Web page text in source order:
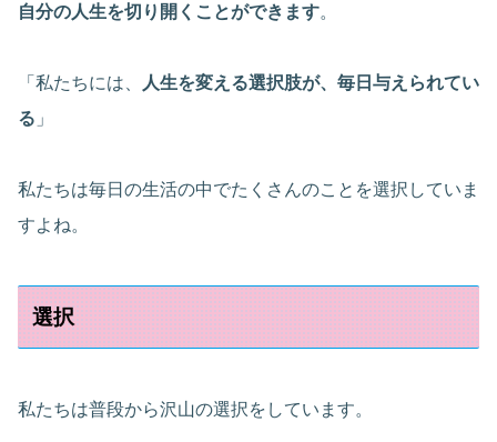
自分の人生を切り開くことができます。
「私たちには、
人生を変える選択肢が、毎日与えられてい
る 」
私たちは毎日の生活の中でたくさんのことを選択していま
すよね。
選択
私たちは普段から沢山の選択をしています。